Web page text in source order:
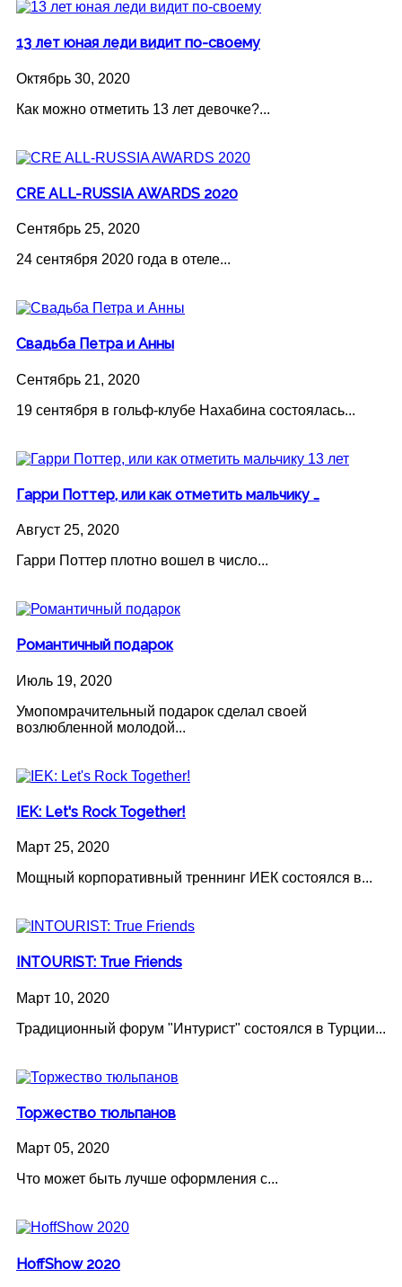
13 лет юная леди видит по-своему
Октябрь 30, 2020
Как можно отметить 13 лет девочке?...
CRE ALL-RUSSIA AWARDS 2020
Сентябрь 25, 2020
24 сентября 2020 года в отеле...
Свадьба Петра и Анны
Сентябрь 21, 2020
19 сентября в гольф-клубе Нахабина состоялась...
Гарри Поттер, или как отметить мальчику …
Август 25, 2020
Гарри Поттер плотно вошел в число...
Романтичный подарок
Июль 19, 2020
Умопомрачительный подарок сделал своей
возлюбленной молодой...
IEK: Let's Rock Together!
Март 25, 2020
Мощный корпоративный треннинг ИЕК состоялся в...
INTOURIST: True Friends
Март 10, 2020
Традиционный форум "Интурист" состоялся в Турции...
Торжество тюльпанов
Март 05, 2020
Что может быть лучше оформления с...
HoffShow 2020